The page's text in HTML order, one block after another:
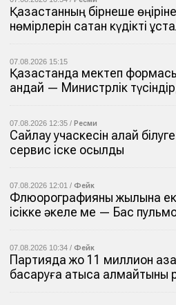
Қазақстанның бірнеше
нөмірлерін сатқан күдікті
07.08.2026 15:15
Қазақстанда мектеп
қандай — Министрлік
07.08.2026 12:35 / Ресми
Сайлау учаскесін қалай
сервис іске қосылды
07.08.2026 12:01 / Фейк
Флюорографияны жылына екі
ісікке әкеле ме — Бас
07.08.2026 10:34 / Фейк
Партияда жоқ 11 миллион
басқаруға қатыса алмайтыны